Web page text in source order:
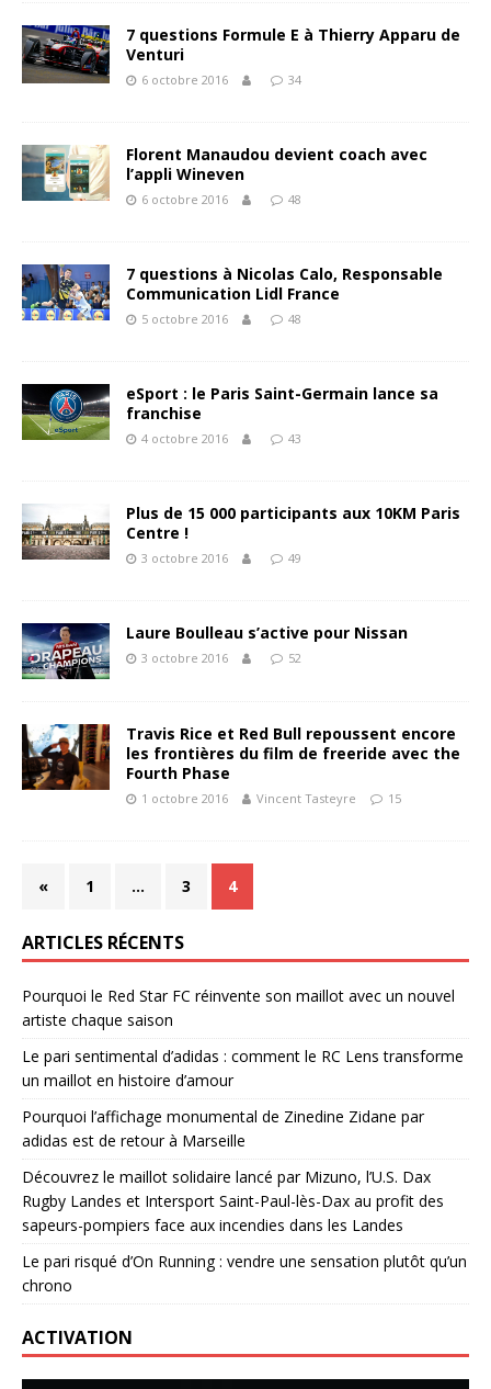
7 questions Formule E à Thierry Apparu de
Venturi
6 octobre 2016 34
Florent Manaudou devient coach avec
l’appli Wineven
6 octobre 2016 48
7 questions à Nicolas Calo, Responsable
Communication Lidl France
5 octobre 2016 48
eSport : le Paris Saint-Germain lance sa
franchise
4 octobre 2016 43
Plus de 15 000 participants aux 10KM Paris
Centre !
3 octobre 2016 49
Laure Boulleau s’active pour Nissan
3 octobre 2016 52
Travis Rice et Red Bull repoussent encore
les frontières du film de freeride avec the
Fourth Phase
1 octobre 2016 Vincent Tasteyre 15
« 1 … 3 4
ARTICLES RÉCENTS
Pourquoi le Red Star FC réinvente son maillot avec un nouvel
artiste chaque saison
Le pari sentimental d’adidas : comment le RC Lens transforme
un maillot en histoire d’amour
Pourquoi l’affichage monumental de Zinedine Zidane par
adidas est de retour à Marseille
Découvrez le maillot solidaire lancé par Mizuno, l’U.S. Dax
Rugby Landes et Intersport Saint-Paul-lès-Dax au profit des
sapeurs-pompiers face aux incendies dans les Landes
Le pari risqué d’On Running : vendre une sensation plutôt qu’un
chrono
ACTIVATION